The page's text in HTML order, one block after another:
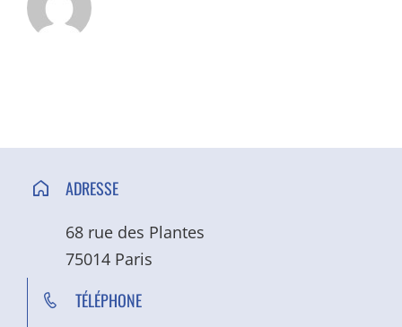
ADRESSE
68 rue des Plantes
75014 Paris
TÉLÉPHONE